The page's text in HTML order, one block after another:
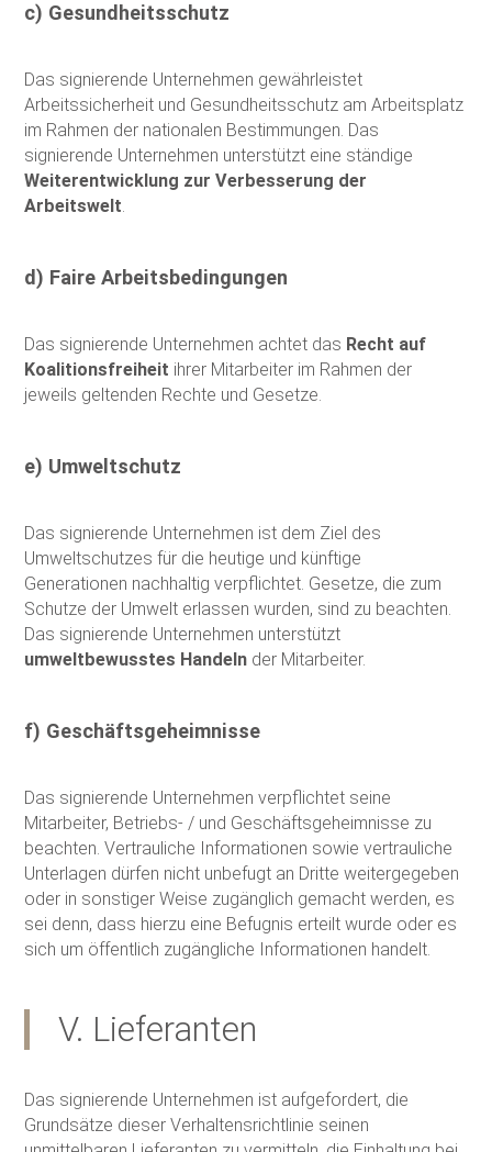
c) Gesundheitsschutz
Das signierende Unternehmen gewährleistet
Arbeitssicherheit und Gesundheitsschutz am Arbeitsplatz
im Rahmen der nationalen Bestimmungen. Das
signierende Unternehmen unterstützt eine ständige
Weiterentwicklung zur Verbesserung der
Arbeitswelt.
d) Faire Arbeitsbedingungen
Das signierende Unternehmen achtet das Recht auf
Koalitionsfreiheit ihrer Mitarbeiter im Rahmen der
jeweils geltenden Rechte und Gesetze.
e) Umweltschutz
Das signierende Unternehmen ist dem Ziel des
Umweltschutzes für die heutige und künftige
Generationen nachhaltig verpflichtet. Gesetze, die zum
Schutze der Umwelt erlassen wurden, sind zu beachten.
Das signierende Unternehmen unterstützt
umweltbewusstes Handeln der Mitarbeiter.
f) Geschäftsgeheimnisse
Das signierende Unternehmen verpflichtet seine
Mitarbeiter, Betriebs- / und Geschäftsgeheimnisse zu
beachten. Vertrauliche Informationen sowie vertrauliche
Unterlagen dürfen nicht unbefugt an Dritte weitergegeben
oder in sonstiger Weise zugänglich gemacht werden, es
sei denn, dass hierzu eine Befugnis erteilt wurde oder es
sich um öffentlich zugängliche Informationen handelt.
V. Lieferanten
Das signierende Unternehmen ist aufgefordert, die
Grundsätze dieser Verhaltensrichtlinie seinen